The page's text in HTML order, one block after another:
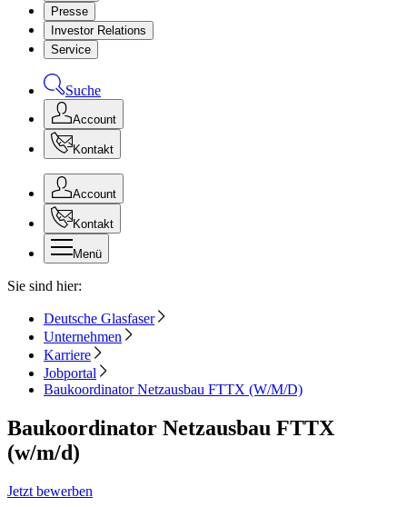
Presse
Investor Relations
Service
Suche
Account
Kontakt
Account
Kontakt
Menü
Sie sind hier:
Deutsche Glasfaser
Unternehmen
Karriere
Jobportal
Baukoordinator Netzausbau FTTX (W/M/D)
Baukoordinator Netzausbau FTTX
(w/m/d)
Jetzt bewerben